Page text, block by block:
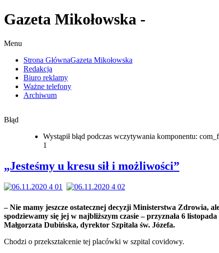
Gazeta Mikołowska -
Menu
Strona GłównaGazeta Mikołowska
Redakcja
Biuro reklamy
Ważne telefony
Archiwum
Błąd
Wystąpił błąd podczas wczytywania komponentu:
1
„Jesteśmy u kresu sił i możliwości”
– Nie mamy jeszcze ostatecznej decyzji Ministerstwa Zdrowia,
spodziewamy się jej w najbliższym czasie – przyznała 6 listopada
Małgorzata Dubińska, dyrektor Szpitala św. Józefa.
Chodzi o przekształcenie tej placówki w szpital covidowy.